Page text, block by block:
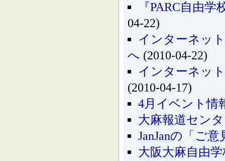
『PARC自由
04-22)
インターネッ
へ (2010-04-22)
インターネッ
(2010-04-17)
4月イベント
大麻報道セン
JanJanの「ご
大阪大麻自由